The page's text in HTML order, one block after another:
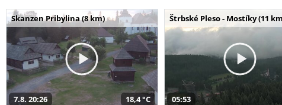
Skanzen Pribylina (8 km)
7.8. 20:26 18,4 °C
Štrbské Pleso - Mostíky (11
05:53